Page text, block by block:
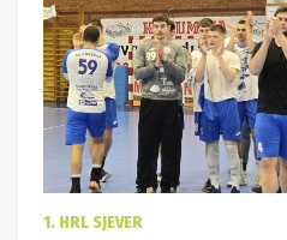
1. HRL SJEVER